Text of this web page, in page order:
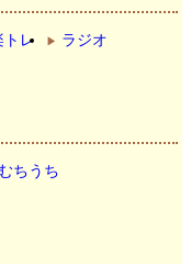
トレ
ラジオ
ちうち